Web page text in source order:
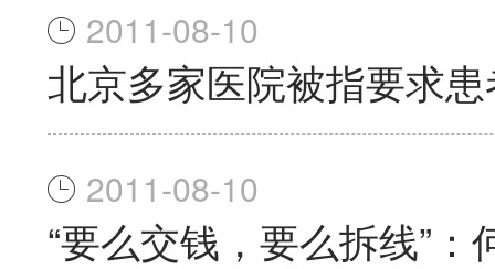
2011-08-10
北京多家医院被指要求
2011-08-10
“要么交钱，要么拆线”：